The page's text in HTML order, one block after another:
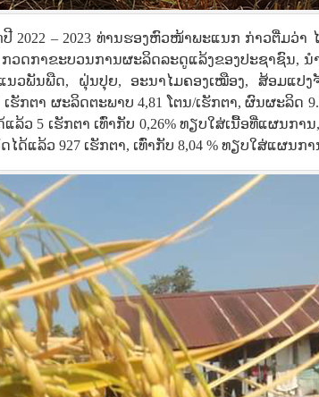
2022 – 2023 ທ່ານຮອງຫົວໜ້າພະແນກ ກ່າວຕື່ມວ່າ
ກວດກາຂະບວນການຜະລິດລະດູແລ້ງຂອງປະຊາຊົນ,
ວພັນພືດ, ຝຸ່ນປຸຍ, ອະນາໄມຄອງເໝືອງ, ສ້ອມແປງ
ຮັກຕາ ຜະລິດຕະພາບ 4,81 ໂຕນ/ເຮັກຕາ, ຜົນຜະລິດ
ແລ້ວ 5 ເຮັກຕາ ເທົ່າກັບ 0,26% ທຽບໃສ່ເນື້ອທີ່ແຜນກ
ໄດ້ແລ້ວ 927 ເຮັກຕາ, ເທົ່າກັບ 8,04 % ທຽບໃສ່ແຜນກາ